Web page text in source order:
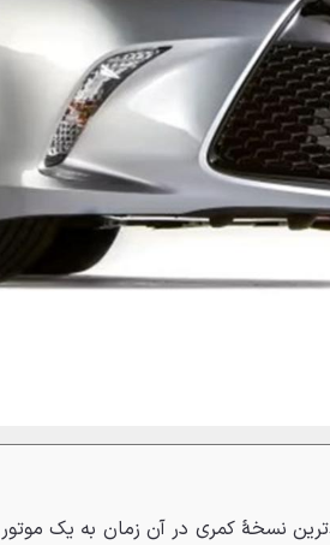
نسخهٔ کمری در آن زمان به یک موتور